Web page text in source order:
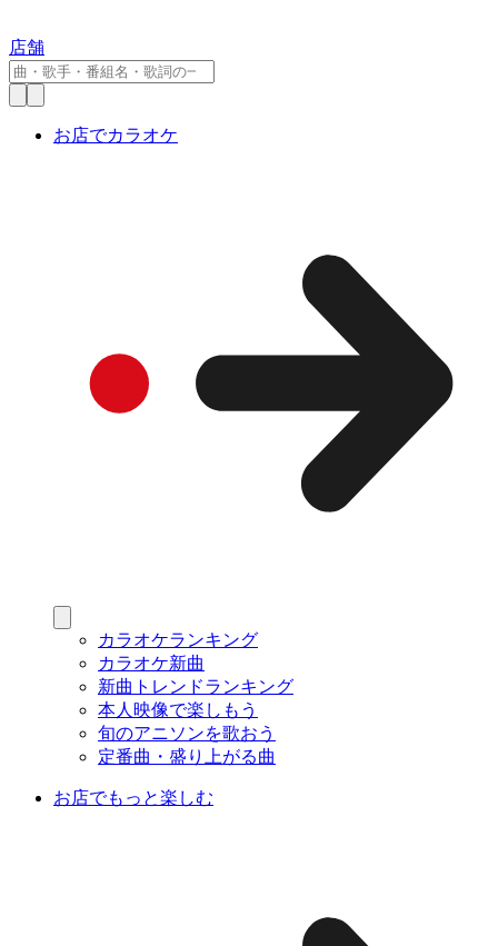
店舗
お店でカラオケ
カラオケランキング
カラオケ新曲
新曲トレンドランキング
本人映像で楽しもう
旬のアニソンを歌おう
定番曲・盛り上がる曲
お店でもっと楽しむ